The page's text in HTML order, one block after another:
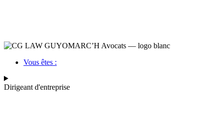
Vous êtes :
Dirigeant d'entreprise